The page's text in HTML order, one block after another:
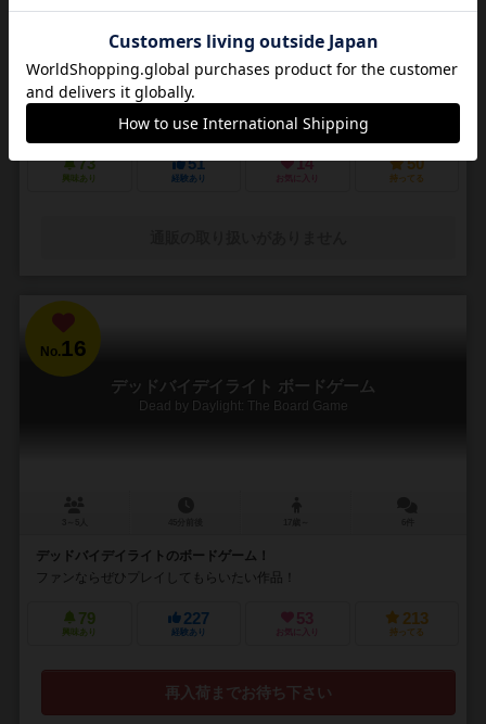
14歳～
悪夢のような街で他の狩人を出し抜いて「血の遺志」を集めろ
ＰＳ４で発売されたフロムソフトウェアのブラッドボーンのカードゲ
ーム化。 かつて栄華を極めた古都ヤーナムでは風土病「獣の病」がは
びこっていた。あなたは「獣の病」の罹患者で...
73
興味あり
51
経験あり
14
お気に入り
50
持ってる
No. 16
デッドバイデイライト ボードゲーム
Dead by Daylight: The Board Game
デッドバイデイライトのボードゲーム！
ファンならぜひプレイしてもらいたい作品！
79
興味あり
227
経験あり
53
お気に入り
213
持ってる
再入荷までお待ち下さい